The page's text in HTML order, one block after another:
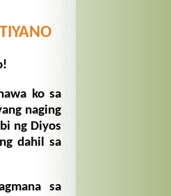
ko sa
naging
ng Diyos
dahil sa
sa